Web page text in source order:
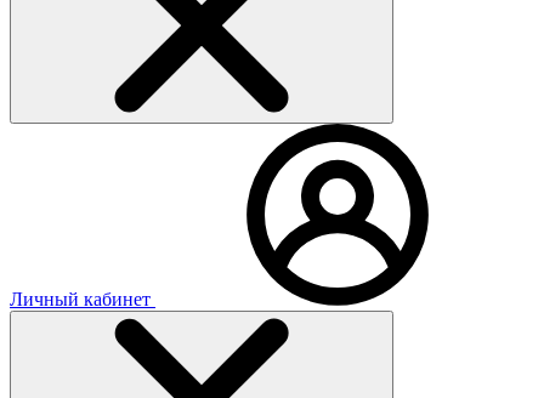
Личный кабинет